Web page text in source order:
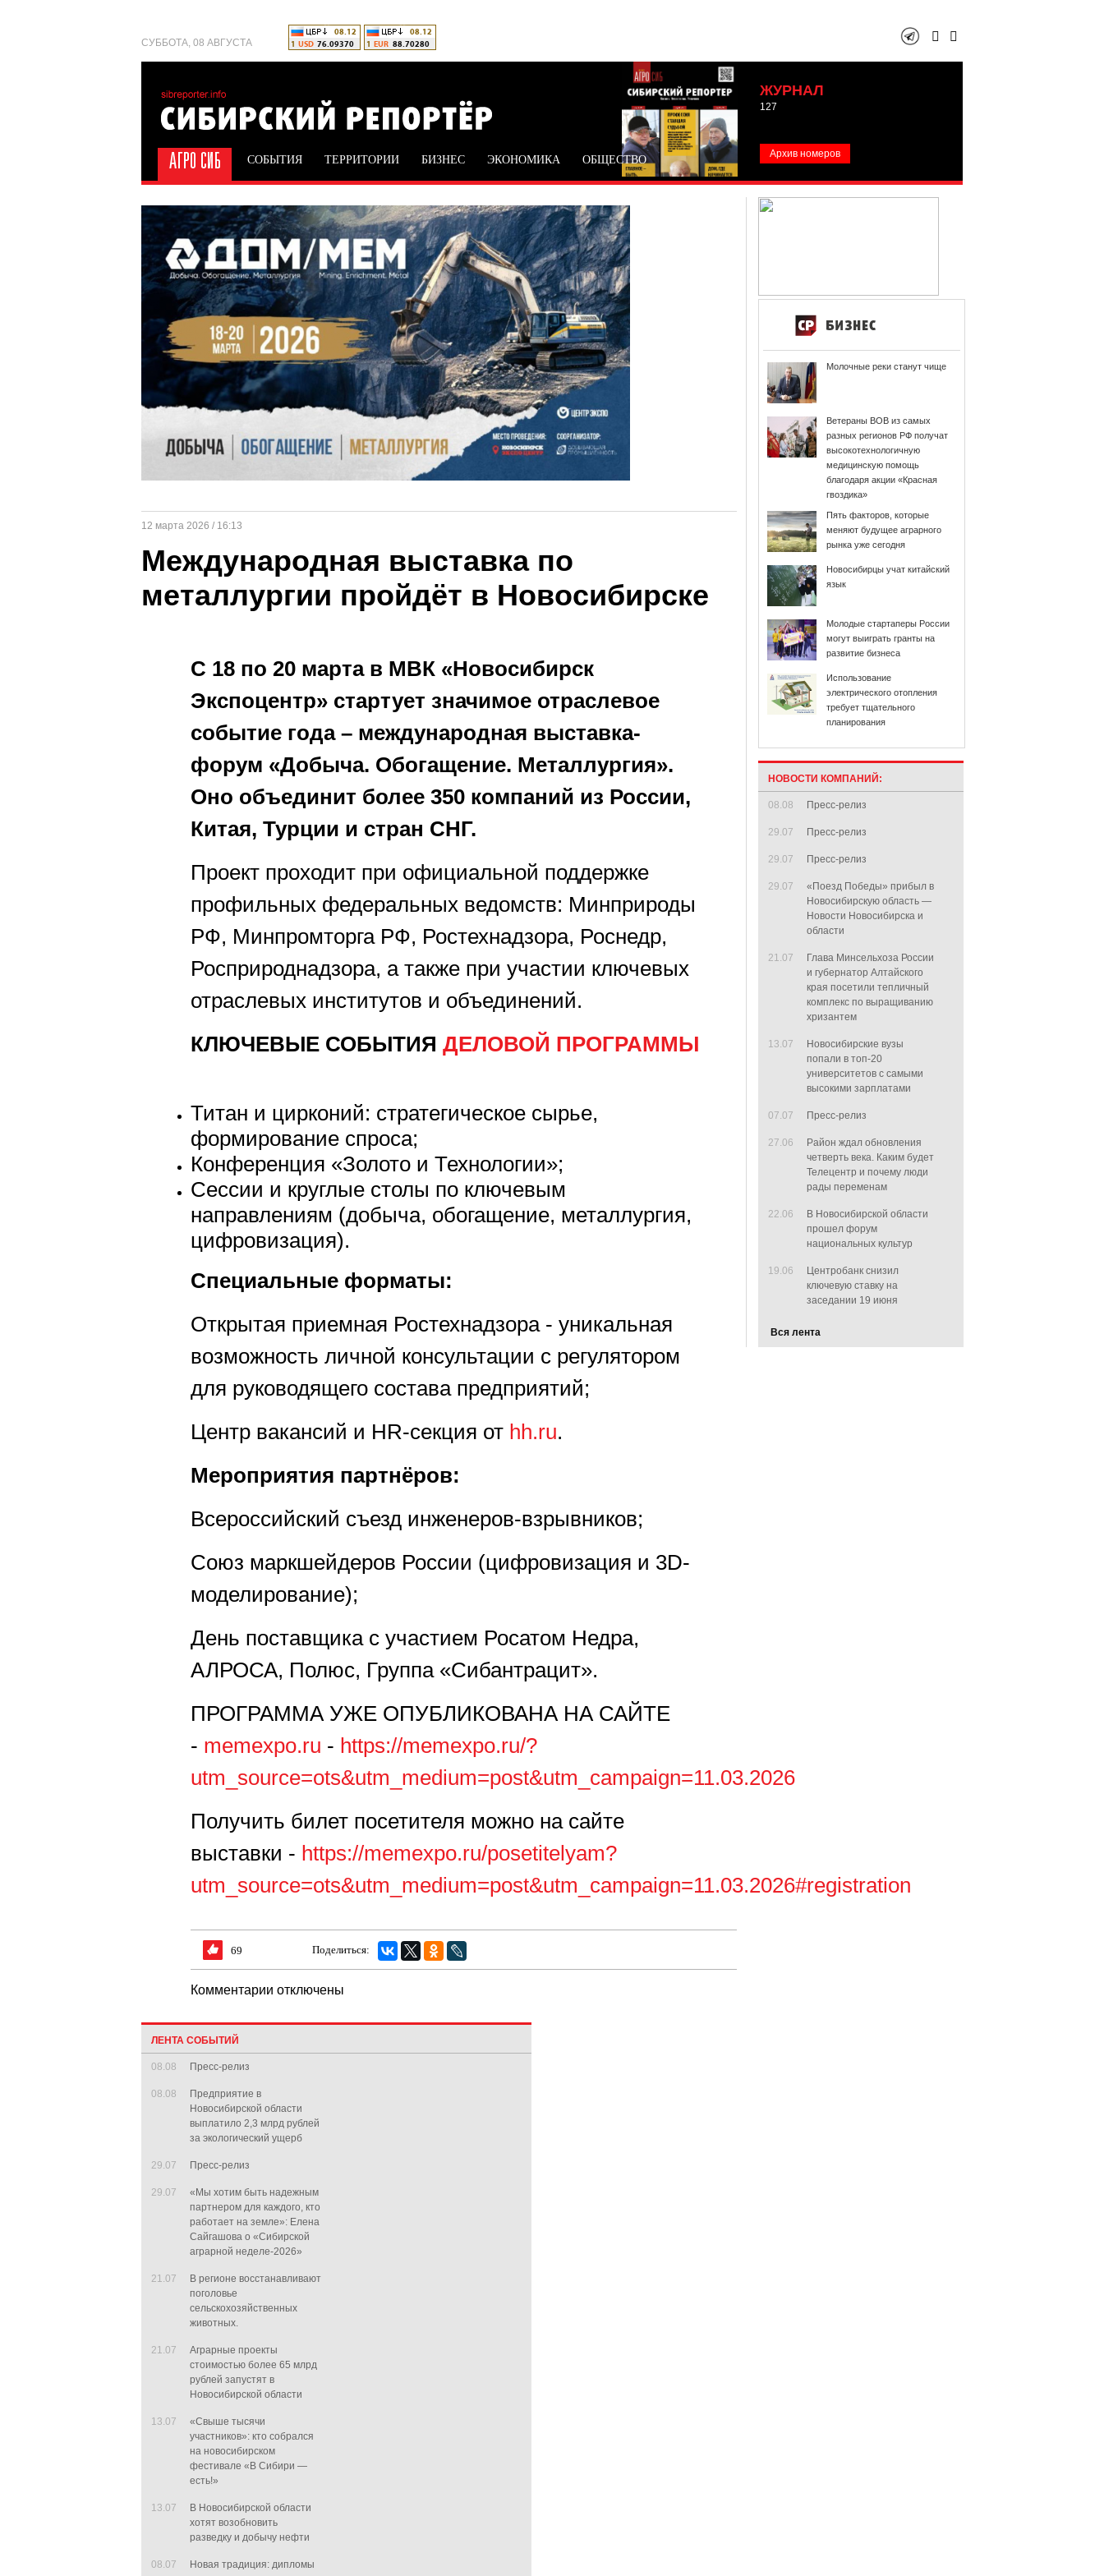
СУББОТА, 08 АВГУСТА
ЖУРНАЛ
127
Архив номеров
СОБЫТИЯ ТЕРРИТОРИИ БИЗНЕС ЭКОНОМИКА ОБЩЕСТВО
12 марта 2026 / 16:13
Международная выставка по
металлургии пройдёт в Новосибирске
С 18 по 20 марта в МВК «Новосибирск
Экспоцентр» стартует значимое отраслевое
событие года – международная выставка-
форум «Добыча. Обогащение. Металлургия».
Оно объединит более 350 компаний из России,
Китая, Турции и стран СНГ.
Проект проходит при официальной поддержке
профильных федеральных ведомств: Минприроды
РФ, Минпромторга РФ, Ростехнадзора, Роснедр,
Росприроднадзора, а также при участии ключевых
отраслевых институтов и объединений.
КЛЮЧЕВЫЕ СОБЫТИЯ ДЕЛОВОЙ ПРОГРАММЫ
Титан и цирконий: стратегическое сырье,
формирование спроса;
Конференция «Золото и Технологии»;
Сессии и круглые столы по ключевым
направлениям (добыча, обогащение, металлургия,
цифровизация).
Специальные форматы:
Открытая приемная Ростехнадзора - уникальная
возможность личной консультации с регулятором
для руководящего состава предприятий;
Центр вакансий и HR-секция от hh.ru.
Мероприятия партнёров:
Всероссийский съезд инженеров-взрывников;
Союз маркшейдеров России (цифровизация и 3D-
моделирование);
День поставщика с участием Росатом Недра,
АЛРОСА, Полюс, Группа «Сибантрацит».
ПРОГРАММА УЖЕ ОПУБЛИКОВАНА НА САЙТЕ
- memexpo.ru - https://memexpo.ru/?
utm_source=ots&utm_medium=post&utm_campaign=11.03.2026
Получить билет посетителя можно на сайте
выставки - https://memexpo.ru/posetitelyam?
utm_source=ots&utm_medium=post&utm_campaign=11.03.2026#registration
69 Поделиться:
Комментарии отключены
ЛЕНТА СОБЫТИЙ
08.08 Пресс-релиз
08.08
Предприятие в
Новосибирской области
выплатило 2,3 млрд рублей
за экологический ущерб
29.07 Пресс-релиз
29.07
«Мы хотим быть надежным
партнером для каждого, кто
работает на земле»: Елена
Сайгашова о «Сибирской
аграрной неделе-2026»
21.07
В регионе восстанавливают
поголовье
сельскохозяйственных
животных.
21.07
Аграрные проекты
стоимостью более 65 млрд
рублей запустят в
Новосибирской области
13.07
«Свыше тысячи
участников»: кто собрался
на новосибирском
фестивале «В Сибири —
есть!»
13.07
В Новосибирской области
хотят возобновить
разведку и добычу нефти
08.07
Новая традиция: дипломы
Молочные реки станут чище
Ветераны ВОВ из самых
разных регионов РФ получат
высокотехнологичную
медицинскую помощь
благодаря акции «Красная
гвоздика»
Пять факторов, которые
меняют будущее аграрного
рынка уже сегодня
Новосибирцы учат китайский
язык
Молодые стартаперы России
могут выиграть гранты на
развитие бизнеса
Использование
электрического отопления
требует тщательного
планирования
НОВОСТИ КОМПАНИЙ:
08.08 Пресс-релиз
29.07 Пресс-релиз
29.07 Пресс-релиз
29.07
«Поезд Победы» прибыл в
Новосибирскую область —
Новости Новосибирска и
области
21.07
Глава Минсельхоза России
и губернатор Алтайского
края посетили тепличный
комплекс по выращиванию
хризантем
13.07
Новосибирские вузы
попали в топ-20
университетов с самыми
высокими зарплатами
07.07 Пресс-релиз
27.06
Район ждал обновления
четверть века. Каким будет
Телецентр и почему люди
рады переменам
22.06
В Новосибирской области
прошел форум
национальных культур
19.06
Центробанк снизил
ключевую ставку на
заседании 19 июня
Вся лента